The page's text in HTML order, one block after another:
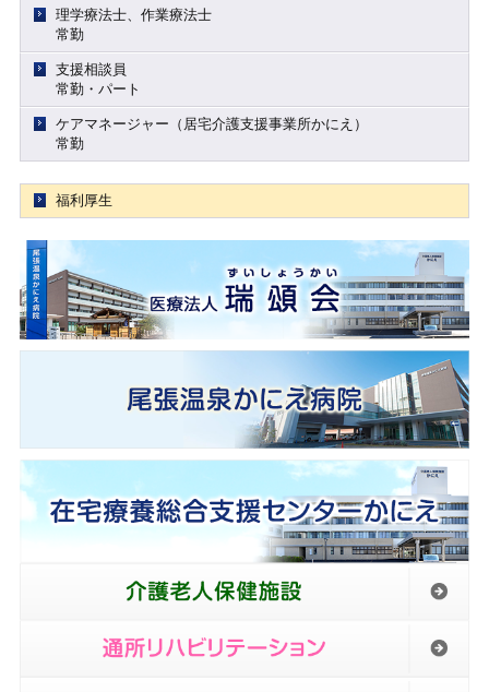
理学療法士、作業療法士
常勤
支援相談員
常勤・パート
ケアマネージャー（居宅介護支援事業所かにえ）
常勤
福利厚生